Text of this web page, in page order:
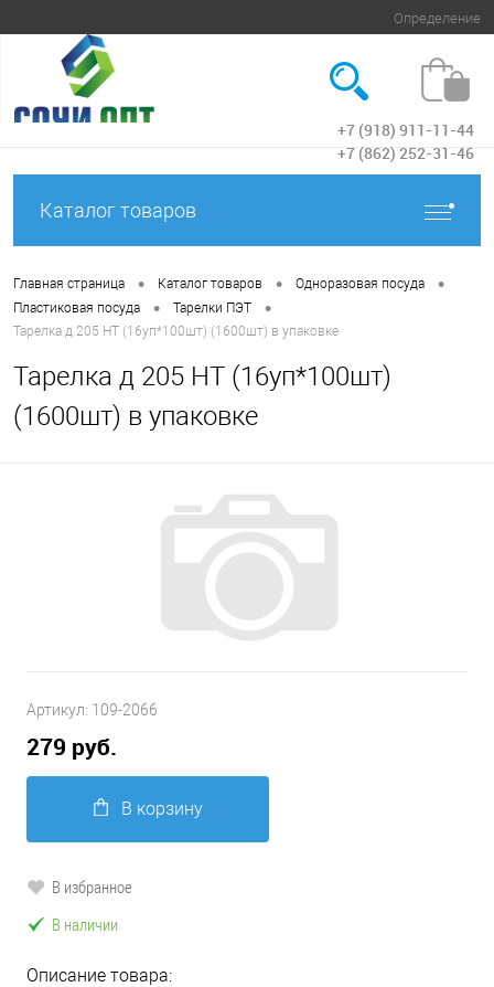
Определение
+7 (918) 911-11-44
+7 (862) 252-31-46
Каталог товаров
Главная страница • Каталог товаров • Одноразовая посуда •
Пластиковая посуда • Тарелки ПЭТ •
Тарелка д 205 НТ (16уп*100шт) (1600шт) в упаковке
Тарелка д 205 НТ (16уп*100шт)
(1600шт) в упаковке
Артикул: 109-2066
279 руб.
В корзину
В избранное
В наличии
Описание товара: